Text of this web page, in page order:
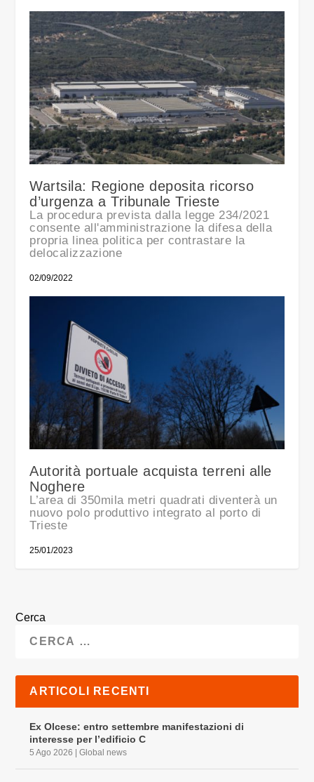
Wartsila: Regione deposita ricorso
d’urgenza a Tribunale Trieste
La procedura prevista dalla legge 234/2021
consente all'amministrazione la difesa della
propria linea politica per contrastare la
delocalizzazione
02/09/2022
Autorità portuale acquista terreni alle
Noghere
L’area di 350mila metri quadrati diventerà un
nuovo polo produttivo integrato al porto di
Trieste
25/01/2023
Cerca
ARTICOLI RECENTI
Ex Olcese: entro settembre manifestazioni di
interesse per l’edificio C
5 Ago 2026 |Global news